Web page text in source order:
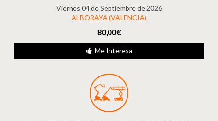
Viernes 04 de Septiembre de 2026
ALBORAYA (VALENCIA)
80,00€
Me Interesa